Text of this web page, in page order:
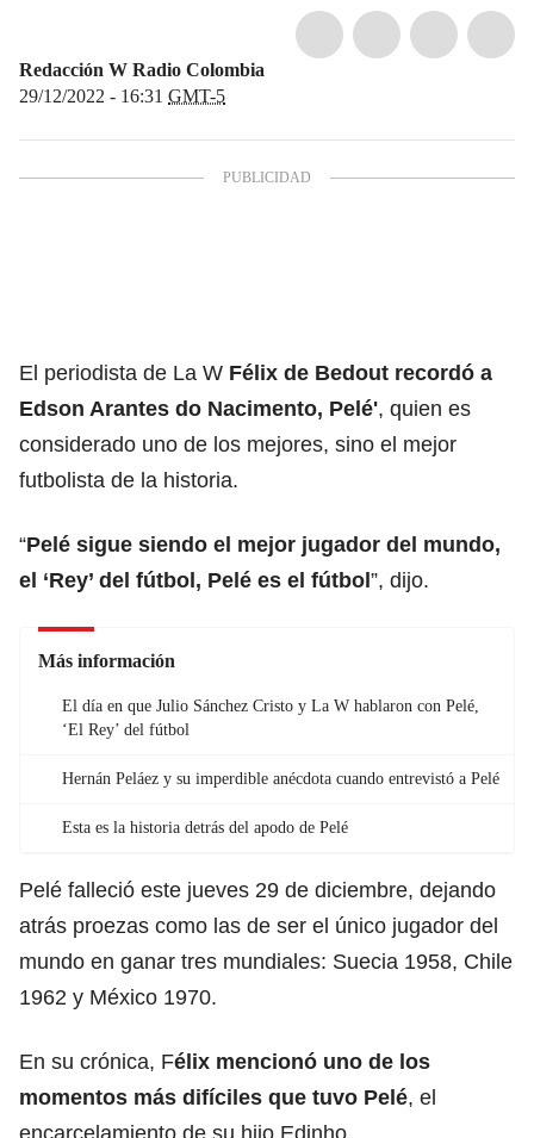
Redacción W Radio Colombia
29/12/2022 - 16:31 GMT-5
El periodista de La W Félix de Bedout recordó a
Edson Arantes do Nacimento, Pelé', quien es
considerado uno de los mejores, sino el mejor
futbolista de la historia.
“Pelé sigue siendo el mejor jugador del mundo,
el ‘Rey’ del fútbol, Pelé es el fútbol”, dijo.
Más información
El día en que Julio Sánchez Cristo y La W hablaron con Pelé,
‘El Rey’ del fútbol
Hernán Peláez y su imperdible anécdota cuando entrevistó a Pelé
Esta es la historia detrás del apodo de Pelé
Pelé falleció este jueves 29 de diciembre, dejando
atrás proezas como las de ser el único jugador del
mundo en ganar tres mundiales: Suecia 1958, Chile
1962 y México 1970.
En su crónica, Félix mencionó uno de los
momentos más difíciles que tuvo Pelé, el
encarcelamiento de su hijo Edinho.